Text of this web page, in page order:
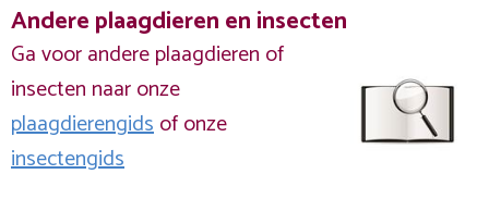
Andere plaagdieren en insecten
Ga voor andere plaagdieren of
insecten naar onze
plaagdierengidsof onze
insectengids